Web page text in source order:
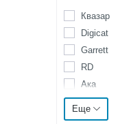
Квазар
Digicat
Garrett
RD
Ака
Аккорд
Атлет
Еще